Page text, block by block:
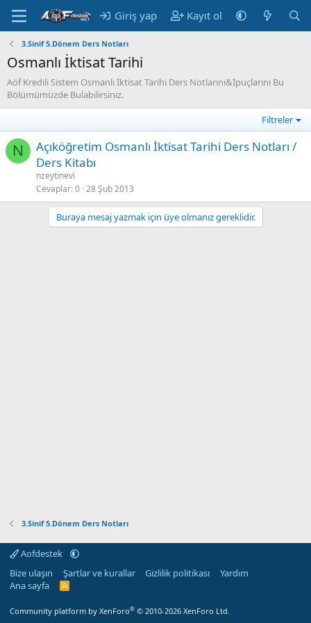
Giriş yap Kayıt ol
3.Sinif 5.Dönem Ders Notları
Osmanlı İktisat Tarihi
Aöf Kredili Sistem Osmanlı İktisat Tarihi Ders Notlarını&İpuçlarını Bu
Bölümümüzde Bulabilirsiniz.
Filtreler
N
Açıköğretim Osmanlı İktisat Tarihi Ders Notları /
Ders Kitabı
nzeytinevi
Cevaplar 0 28 Şub 2013
Buraya mesaj yazmak için üye olmanız gereklidir.
3.Sinif 5.Dönem Ders Notları
Aofdestek
Bize ulaşın
Şartlar ve kurallar Gizlilik politikası
Yardım
Ana sayfa
R
Community platform by XenForo® © 2010-2026 XenForo Ltd.